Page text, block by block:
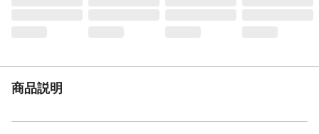
商品説明